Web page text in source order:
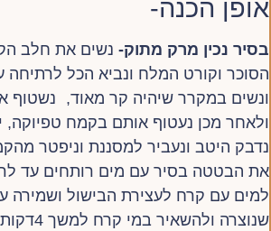
אופן הכנה-
בסיר נכין מרק מתוק- נשים את חלב
הסוכר וקורט המלח ונביא הכל
ונשים במקרר שיהיה קר מאוד, נשטוף
ולאחר מכן נעטוף אותם בקמח טפיוקה,
נדבק היטב ונעביר למסננת וניפטר
את הבטטה בסיר עם מים רותחים עד
למים עם קרח לעצירת הבישול ושמירה
שנוצרה ולהשאיר במי קרח למשך 4דקות ולסנן .